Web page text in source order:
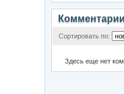
Сортировать по:
Здесь еще нет